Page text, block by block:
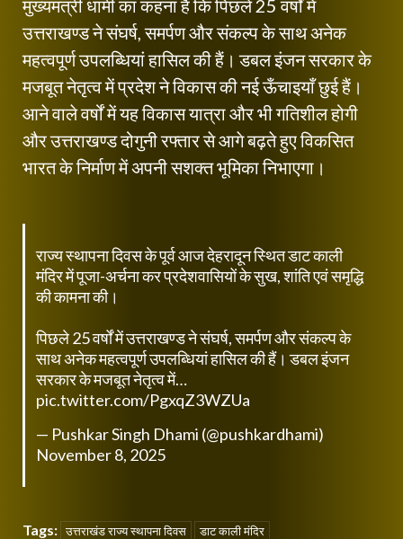
मुख्यमंत्री धामी का कहना है कि पिछले 25 वर्षों में
उत्तराखण्ड ने संघर्ष, समर्पण और संकल्प के साथ अनेक
महत्वपूर्ण उपलब्धियां हासिल की हैं। डबल इंजन सरकार के
मजबूत नेतृत्व में प्रदेश ने विकास की नई ऊँचाइयाँ छुई हैं।
आने वाले वर्षों में यह विकास यात्रा और भी गतिशील होगी
और उत्तराखण्ड दोगुनी रफ्तार से आगे बढ़ते हुए विकसित
भारत के निर्माण में अपनी सशक्त भूमिका निभाएगा।
राज्य स्थापना दिवस के पूर्व आज देहरादून स्थित डाट काली
मंदिर में पूजा-अर्चना कर प्रदेशवासियों के सुख, शांति एवं समृद्धि
की कामना की।
पिछले 25 वर्षों में उत्तराखण्ड ने संघर्ष, समर्पण और संकल्प के
साथ अनेक महत्वपूर्ण उपलब्धियां हासिल की हैं। डबल इंजन
सरकार के मजबूत नेतृत्व में…
pic.twitter.com/PgxqZ3WZUa
— Pushkar Singh Dhami (@pushkardhami)
November 8, 2025
Tags: उत्तराखंड राज्य स्थापना दिवस डाट काली मंदिर